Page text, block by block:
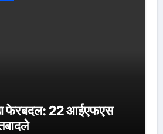
फेरबदल: 22 आईएफएस